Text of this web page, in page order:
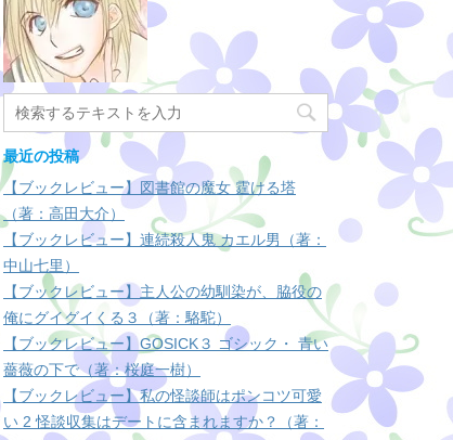
最近の投稿
【ブックレビュー】図書館の魔女 霆ける塔
（著：高田大介）
【ブックレビュー】連続殺人鬼 カエル男（著：
中山七里）
【ブックレビュー】主人公の幼馴染が、脇役の
俺にグイグイくる３（著：駱駝）
【ブックレビュー】GOSICK３ ゴシック・ 青い
薔薇の下で（著：桜庭一樹）
【ブックレビュー】私の怪談師はポンコツ可愛
い 2 怪談収集はデートに含まれますか？（著：